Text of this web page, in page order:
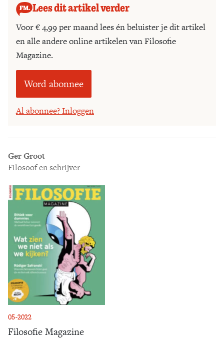
05-2022
Filosofie Magazine
Lees dit artikel verder
Voor € 4,99 per maand lees én beluister je dit artikel
en alle andere online artikelen van Filosofie
Magazine.
Word abonnee
Al abonnee? Inloggen
Ger Groot
Filosoof en schrijver